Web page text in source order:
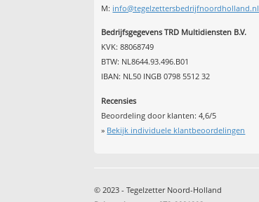
M: info@tegelzettersbedrijfnoordholland.nl
Bedrijfsgegevens TRD Multidiensten B.V.
KVK: 88068749
BTW: NL8644.93.496.B01
IBAN: NL50 INGB 0798 5512 32
Recensies
Beoordeling door klanten:4,6/5
» Bekijk individuele klantbeoordelingen
© 2023 - Tegelzetter Noord-Holland